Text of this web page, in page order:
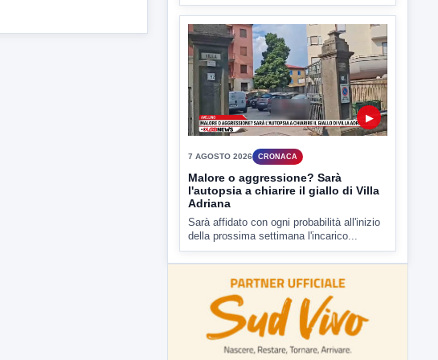
7 AGOSTO 2026 CRONACA
Malore o aggressione? Sarà
l'autopsia a chiarire il giallo di Villa
Adriana
Sarà affidato con ogni probabilità all'inizio
della prossima settimana l'incarico...